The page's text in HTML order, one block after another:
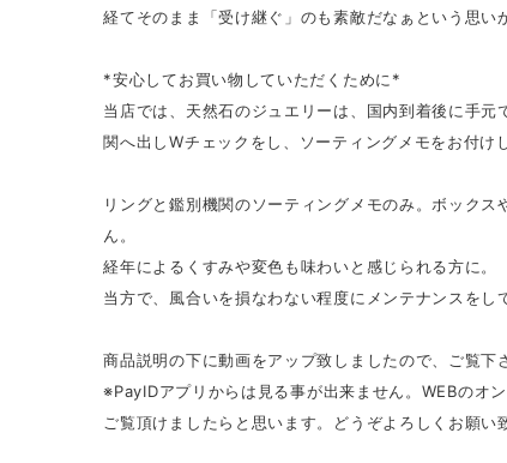
経てそのまま「受け継ぐ」のも素敵だなぁという思い
*安心してお買い物していただくために*
当店では、天然石のジュエリーは、国内到着後に手元
関へ出しWチェックをし、ソーティングメモをお付け
リングと鑑別機関のソーティングメモのみ。ボックス
ん。
経年によるくすみや変色も味わいと感じられる方に。
当方で、風合いを損なわない程度にメンテナンスをし
商品説明の下に動画をアップ致しましたので、ご覧下
※PayIDアプリからは見る事が出来ません。WEBのオ
ご覧頂けましたらと思います。どうぞよろしくお願い